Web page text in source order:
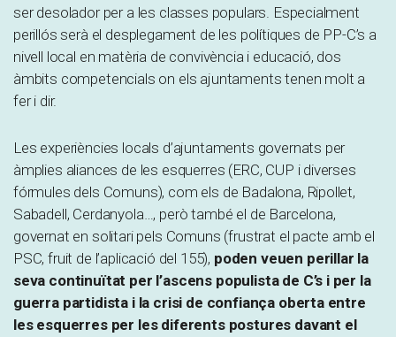
ser desolador per a les classes populars. Especialment
perillós serà el desplegament de les polítiques de PP-C’s a
nivell local en matèria de convivència i educació, dos
àmbits competencials on els ajuntaments tenen molt a
fer i dir.
Les experiències locals d’ajuntaments governats per
àmplies aliances de les esquerres (ERC, CUP i diverses
fórmules dels Comuns), com els de Badalona, Ripollet,
Sabadell, Cerdanyola…, però també el de Barcelona,
governat en solitari pels Comuns (frustrat el pacte amb el
PSC, fruit de l’aplicació del 155), poden veuen perillar la
seva continuïtat per l’ascens populista de C’s i per la
guerra partidista i la crisi de confiança oberta entre
les esquerres per les diferents postures davant el